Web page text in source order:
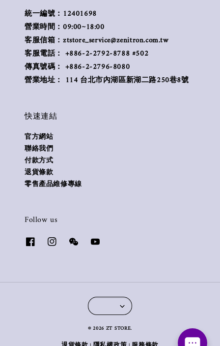
統一編號：12401698
營業時間：09:00~18:00
客服信箱：ztstore_service@zenitron.com.tw
客服電話： +886-2-2792-8788 #502
傳真號碼： +886-2-2796-8080
營業地址： 114 台北市內湖區新湖二路250巷8號
快速連結
官方網站
聯絡我們
付款方式
退貨條款
零售產品維修專線
Follow us
© 2026 ZT STORE.